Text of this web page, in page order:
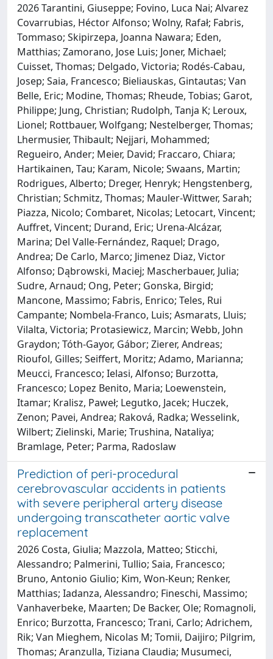
2026 Tarantini, Giuseppe; Fovino, Luca Nai; Alvarez
Covarrubias, Héctor Alfonso; Wolny, Rafał; Fabris,
Tommaso; Skipirzepa, Joanna Nawara; Eden,
Matthias; Zamorano, Jose Luis; Joner, Michael;
Cuisset, Thomas; Delgado, Victoria; Rodés-Cabau,
Josep; Saia, Francesco; Bieliauskas, Gintautas; Van
Belle, Eric; Modine, Thomas; Rheude, Tobias; Garot,
Philippe; Jung, Christian; Rudolph, Tanja K; Leroux,
Lionel; Rottbauer, Wolfgang; Nestelberger, Thomas;
Lhermusier, Thibault; Nejjari, Mohammed;
Regueiro, Ander; Meier, David; Fraccaro, Chiara;
Hartikainen, Tau; Karam, Nicole; Swaans, Martin;
Rodrigues, Alberto; Dreger, Henryk; Hengstenberg,
Christian; Schmitz, Thomas; Mauler-Wittwer, Sarah;
Piazza, Nicolo; Combaret, Nicolas; Letocart, Vincent;
Auffret, Vincent; Durand, Eric; Urena-Alcázar,
Marina; Del Valle-Fernández, Raquel; Drago,
Andrea; De Carlo, Marco; Jimenez Diaz, Victor
Alfonso; Dąbrowski, Maciej; Mascherbauer, Julia;
Sudre, Arnaud; Ong, Peter; Gonska, Birgid;
Mancone, Massimo; Fabris, Enrico; Teles, Rui
Campante; Nombela-Franco, Luis; Asmarats, Lluis;
Vilalta, Victoria; Protasiewicz, Marcin; Webb, John
Graydon; Tóth-Gayor, Gábor; Zierer, Andreas;
Rioufol, Gilles; Seiffert, Moritz; Adamo, Marianna;
Meucci, Francesco; Ielasi, Alfonso; Burzotta,
Francesco; Lopez Benito, Maria; Loewenstein,
Itamar; Kralisz, Paweł; Legutko, Jacek; Huczek,
Zenon; Pavei, Andrea; Raková, Radka; Wesselink,
Wilbert; Zielinski, Marie; Trushina, Nataliya;
Bramlage, Peter; Parma, Radoslaw
Prediction of peri-procedural
cerebrovascular accidents in patients
with severe peripheral artery disease
undergoing transcatheter aortic valve
replacement
2026 Costa, Giulia; Mazzola, Matteo; Sticchi,
Alessandro; Palmerini, Tullio; Saia, Francesco;
Bruno, Antonio Giulio; Kim, Won-Keun; Renker,
Matthias; Iadanza, Alessandro; Fineschi, Massimo;
Vanhaverbeke, Maarten; De Backer, Ole; Romagnoli,
Enrico; Burzotta, Francesco; Trani, Carlo; Adrichem,
Rik; Van Mieghem, Nicolas M; Tomii, Daijiro; Pilgrim,
Thomas; Aranzulla, Tiziana Claudia; Musumeci,